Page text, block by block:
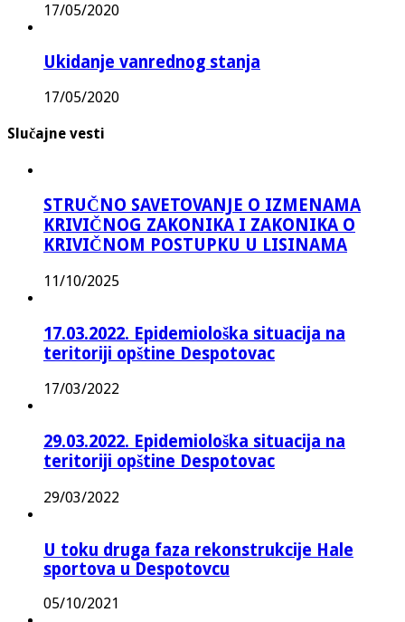
17/05/2020
Ukidanje vanrednog stanja
17/05/2020
Slučajne vesti
STRUČNO SAVETOVANJE O IZMENAMA
KRIVIČNOG ZAKONIKA I ZAKONIKA O
KRIVIČNOM POSTUPKU U LISINAMA
11/10/2025
17.03.2022. Epidemiološka situacija na
teritoriji opštine Despotovac
17/03/2022
29.03.2022. Epidemiološka situacija na
teritoriji opštine Despotovac
29/03/2022
U toku druga faza rekonstrukcije Hale
sportova u Despotovcu
05/10/2021